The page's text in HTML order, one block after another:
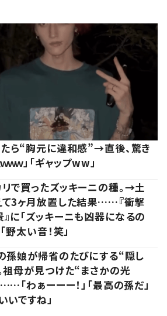
ら“胸元に違和感”→直後、驚き
ｗ」「ギャップww」
で買ったズッキーニの種。→土
て3ヶ月放置した結果……『衝撃
に「ズッキーニも凶器になるの
「野太い音！笑」
孫娘が帰省のたびにする“隠し
祖母が見つけた“まさかの光
「わぁーーー！」「最高の孫だ」
いですね」